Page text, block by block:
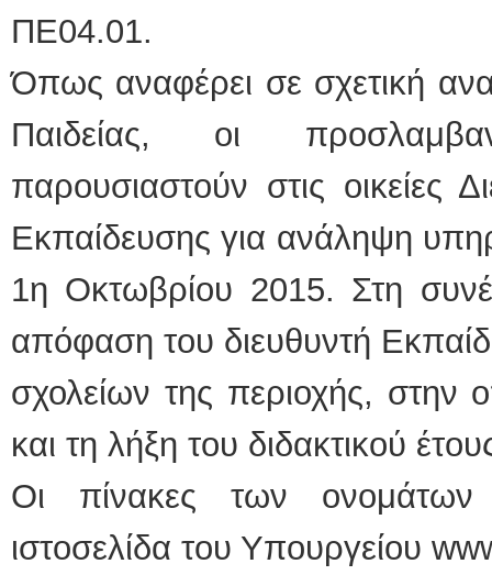
ΠΕ04.01.
Όπως αναφέρει σε σχετική
Παιδείας, οι
παρουσιαστούν στις οικείες
Εκπαίδευσης για ανάληψη
1η Οκτωβρίου 2015. Στη
απόφαση του διευθυντή
σχολείων της περιοχής, στην
και τη λήξη του διδακτικού
Οι πίνακες των ονομάτων
ιστοσελίδα του Υπουργείου